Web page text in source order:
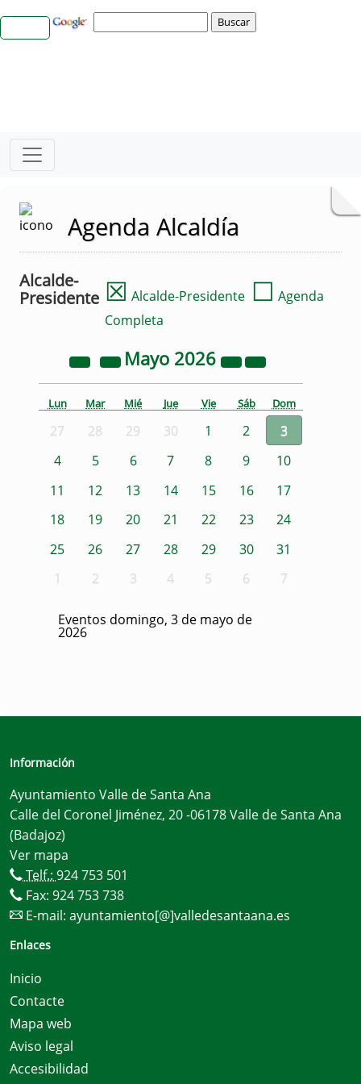
Agenda Alcaldía
Alcalde-
Presidente ☒ Alcalde-Presidente ☐ Agenda
Completa
Mayo 2026
Lun Mar Mié Jue Vie Sáb Dom
27 28 29 30 1 2
3
4
5 6 7 8 9
10
11
12 13 14 15 16
17
18
19 20 21 22 23
24
25
26 27 28 29 30
31
1
2 3 4 5 6 7
Eventos domingo, 3 de mayo de
2026
Información
Ayuntamiento Valle de Santa Ana
Calle del Coronel Jiménez, 20 -06178 Valle de Santa Ana
(Badajoz)
Ver mapa
Telf.: 924 753 501
Fax: 924 753 738
E-mail: ayuntamiento[@]valledesantaana.es
Enlaces
Inicio
Contacte
Mapa web
Aviso legal
Accesibilidad